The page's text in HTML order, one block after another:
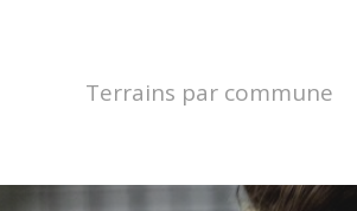
Terrains par commune